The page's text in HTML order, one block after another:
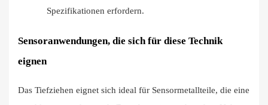
Spezifikationen erfordern.
Sensoranwendungen, die sich für diese Technik
eignen
Das Tiefziehen eignet sich ideal für Sensormetallteile, die eine